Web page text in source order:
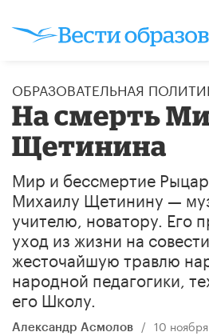
ОБРАЗОВАТЕЛЬНАЯ
​На смерть
Щетинина
Мир и бессмертие
Михаилу Щетинину —
учителю, новатору. Его
уход из жизни на
жесточайшую травлю
народной педагогики,
его Школу.
Александр Асмолов / 10